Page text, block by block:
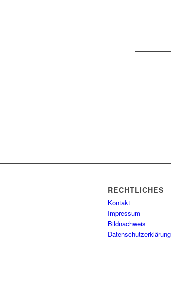
RECHTLICHES
Kontakt
Impressum
Bildnachweis
Datenschutzerklärung